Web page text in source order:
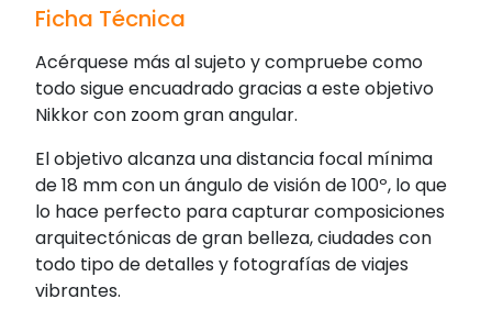
Ficha Técnica
Acérquese más al sujeto y compruebe como
todo sigue encuadrado gracias a este objetivo
Nikkor con zoom gran angular.
El objetivo alcanza una distancia focal mínima
de 18 mm con un ángulo de visión de 100º, lo que
lo hace perfecto para capturar composiciones
arquitectónicas de gran belleza, ciudades con
todo tipo de detalles y fotografías de viajes
vibrantes.